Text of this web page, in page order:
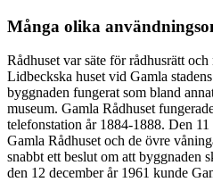
Många olika
Rådhuset var säte för rådhusrätt
Lidbeckska huset vid Gamla
byggnaden fungerat som bland
museum. Gamla Rådhuset
telefonstation år 1884-1888. Den
Gamla Rådhuset och de övre
snabbt ett beslut om att byggnaden
den 12 december år 1961 kunde